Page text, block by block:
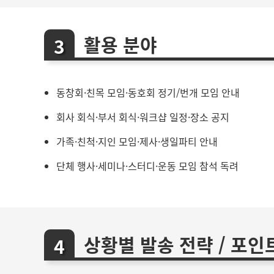
활용 분야
동창회·친목 모임·동호회 정기/번개 모임 안내
회사 회식·부서 회식·워크샵 일정·장소 공지
가족·친척·지인 모임·제사·생일파티 안내
단체 행사·세미나·스터디·운동 모임 참석 독려
상황별 발송 전략 / 포인